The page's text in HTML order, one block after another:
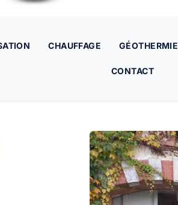
CHAUFFAGE GÉOTHERMIE
CONTACT